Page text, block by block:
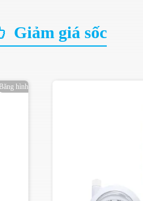
Giảm giá sốc
Băng hình